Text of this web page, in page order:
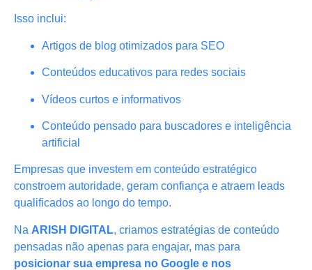
Isso inclui:
Artigos de blog otimizados para SEO
Conteúdos educativos para redes sociais
Vídeos curtos e informativos
Conteúdo pensado para buscadores e inteligência
artificial
Empresas que investem em conteúdo estratégico
constroem autoridade, geram confiança e atraem leads
qualificados ao longo do tempo.
Na ARISH DIGITAL, criamos estratégias de conteúdo
pensadas não apenas para engajar, mas para
posicionar sua empresa no Google e nos